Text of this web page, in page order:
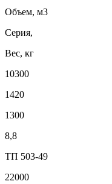
Объем, м3
Серия,
Вес, кг
10300
1420
1300
8,8
ТП 503-49
22000